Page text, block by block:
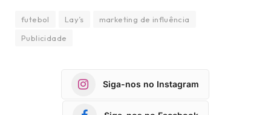
futebol Lay’s
marketing de influência
Publicidade
Siga-nos no Instagram